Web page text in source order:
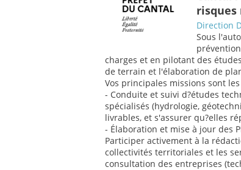
Direction
Sous
charges et en pilotant des
de terrain et l'élaboration de
Vos principales missions sont
- Conduite et suivi d?études
spécialisés (hydrologie,
livrables, et s'assurer qu?elles
- Élaboration et mise à jour des
Participer activement à la
collectivités territoriales et les
consultation des entreprises